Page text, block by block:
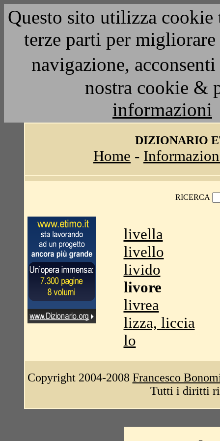
Questo sito utilizza
terze parti per
navigazione,
nostra cookie &
informazioni
DIZIONARIO
Home -
RICERCA
livella
livello
livido
livore
livrea
lizza, liccia
lo
Copyright 2004-2008 Francesco
Tutti i diritti